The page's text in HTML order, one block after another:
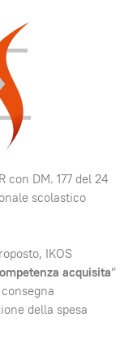
con DM. 177 del 24
scolastico
IKOS
acquisita”
della spesa